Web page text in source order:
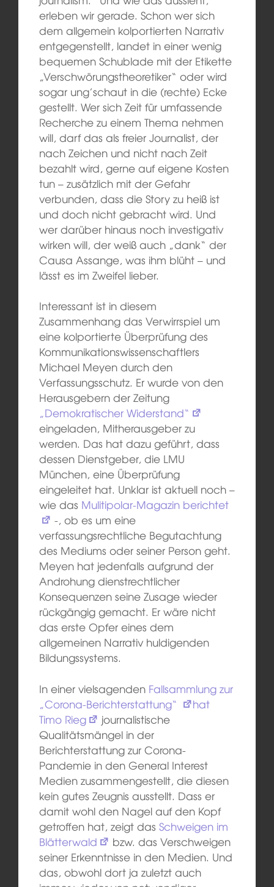
erleben wir gerade. Schon wer sich
dem allgemein kolportierten Narrativ
entgegenstellt, landet in einer wenig
bequemen Schublade mit der Etikette
„Verschwörungstheoretiker“ oder wird
sogar ung’schaut in die (rechte) Ecke
gestellt. Wer sich Zeit für umfassende
Recherche zu einem Thema nehmen
will, darf das als freier Journalist, der
nach Zeichen und nicht nach Zeit
bezahlt wird, gerne auf eigene Kosten
tun – zusätzlich mit der Gefahr
verbunden, dass die Story zu heiß ist
und doch nicht gebracht wird. Und
wer darüber hinaus noch investigativ
wirken will, der weiß auch „dank“ der
Causa Assange, was ihm blüht – und
lässt es im Zweifel lieber.
Interessant ist in diesem
Zusammenhang das Verwirrspiel um
eine kolportierte Überprüfung des
Kommunikationswissenschaftlers
Michael Meyen durch den
Verfassungsschutz. Er wurde von den
Herausgebern der Zeitung
„Demokratischer Widerstand“
eingeladen, Mitherausgeber zu
werden. Das hat dazu geführt, dass
dessen Dienstgeber, die LMU
München, eine Überprüfung
eingeleitet hat. Unklar ist aktuell noch –
wie das Mulitipolar-Magazin berichtet
-, ob es um eine
verfassungsrechtliche Begutachtung
des Mediums oder seiner Person geht.
Meyen hat jedenfalls aufgrund der
Androhung dienstrechtlicher
Konsequenzen seine Zusage wieder
rückgängig gemacht. Er wäre nicht
das erste Opfer eines dem
allgemeinen Narrativ huldigenden
Bildungssystems.
In einer vielsagenden Fallsammlung zur
„Corona-Berichterstattung“
hat
Timo Rieg
journalistische
Qualitätsmängel in der
Berichterstattung zur Corona-
Pandemie in den General Interest
Medien zusammengestellt, die diesen
kein gutes Zeugnis ausstellt. Dass er
damit wohl den Nagel auf den Kopf
getroffen hat, zeigt das Schweigen im
Blätterwald
bzw. das Verschweigen
seiner Erkenntnisse in den Medien. Und
das, obwohl dort ja zuletzt auch